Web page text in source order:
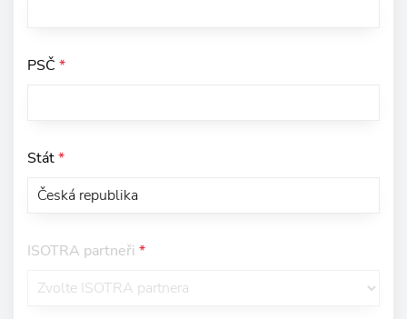
PSČ *
Stát*
ISOTRA partneři *